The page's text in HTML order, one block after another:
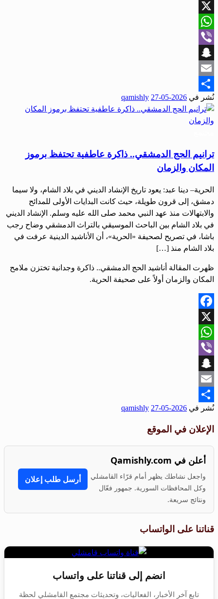
Facebook
X
WhatsApp
Viber
Snapchat
Email
Share
نُشر في 2026-05-27
qamishly
ترانيم الحج الدمشقي.. ذاكرة عاطفية تحتفظ برموز
المكان والزمان
الحرية– دينا عبد: يعود تاريخ الإنشاد الديني في بلاد الشام، ولا سيما
دمشق، إلى قرون طويلة، حيث كانت البدايات الأولى للمدائح
والابتهالات منذ عهد النبي محمد صلى الله عليه وسلم. الإنشاد الديني
في بلاد الشام بين الباحث الموسيقي بالتراث الدمشقي وضاح رجب
باشا، في تصريح لصحيفة «الحرية»، أن الأناشيد الدينية عرفت في
بلاد الشام منذ […]
ظهرت المقالة أناشيد الحج الدمشقي.. ذاكرة وجدانية تختزن ملامح
المكان والزمان أولاً على صحيفة الحرية.
Facebook
X
WhatsApp
Viber
Snapchat
Email
Share
نُشر في 2026-05-27
qamishly
الإعلان في الموقع
أعلن في Qamishly.com
واجعل نشاطك يظهر أمام قرّاء القامشلي
وكل المحافظات السورية. جمهور فعّال
ونتائج سريعة.
أرسل طلب إعلان
قناتنا على الواتساب
انضم إلى قناتنا على واتساب
تابع آخر الأخبار، الفعاليات، وتحديثات مجتمع القامشلي لحظة